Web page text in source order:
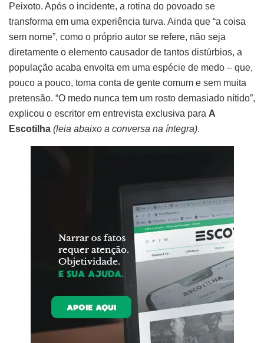
Peixoto. Após o incidente, a rotina do povoado se
transforma em uma experiência turva. Ainda que “a coisa
sem nome”, como o próprio autor se refere, não seja
diretamente o elemento causador de tantos distúrbios, a
população acaba envolta em uma espécie de medo – que,
pouco a pouco, toma conta de gente comum e sem muita
pretensão. “O medo nunca tem um rosto demasiado nítido”,
explicou o escritor em entrevista exclusiva para A
Escotilha (leia abaixo a conversa na íntegra).